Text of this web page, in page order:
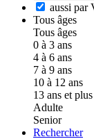
aussi par
Tous âges
Tous âges
0 à 3 ans
4 à 6 ans
7 à 9 ans
10 à 12 ans
13 ans et plus
Adulte
Senior
Rechercher